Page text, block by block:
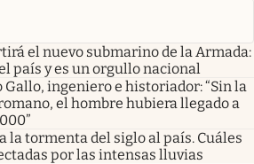
el nuevo submarino de la Armada:
país y es un orgullo nacional
Gallo, ingeniero e historiador: “Sin la
el hombre hubiera llegado a
la tormenta del siglo al país. Cuáles
por las intensas lluvias